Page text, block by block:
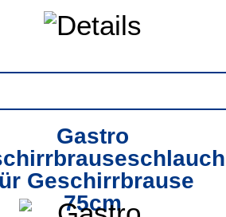
Gastro
Geschirrbrause
75cm